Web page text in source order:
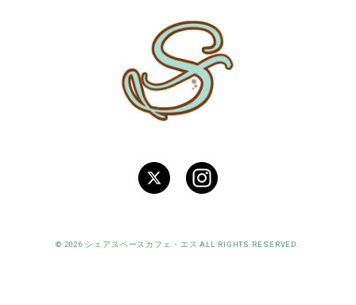
© 2026 シェアスペースカフェ・エス ALL RIGHTS RESERVED.